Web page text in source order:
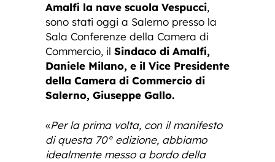
Amalfi la nave scuola Vespucci,
sono stati oggi a Salerno presso la
Sala Conferenze della Camera di
Commercio, il Sindaco di Amalfi,
Daniele Milano, e il Vice Presidente
della Camera di Commercio di
Salerno, Giuseppe Gallo.
«Per la prima volta, con il manifesto
di questa 70° edizione, abbiamo
idealmente messo a bordo della